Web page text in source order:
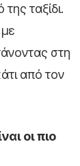
ταξίδι.
στη
από τον
οι πιο